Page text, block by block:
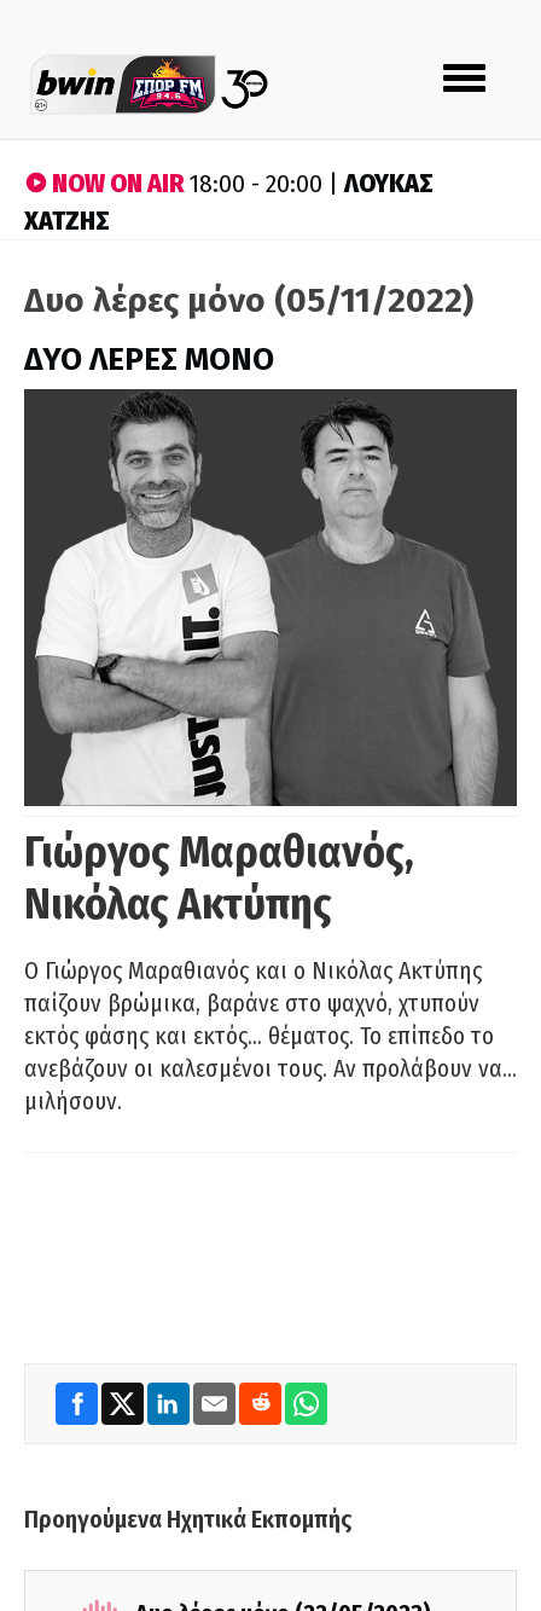
Toggle
navigation
NOW ON AIR18:00 - 20:00 |ΛΟΥΚΑΣ
ΧΑΤΖΗΣ
Δυο λέρες μόνο (05/11/2022)
ΔΥΟ ΛΕΡΕΣ ΜΟΝΟ
Γιώργος Μαραθιανός,
Νικόλας Ακτύπης
Ο Γιώργος Μαραθιανός και ο Νικόλας Ακτύπης
παίζουν βρώμικα, βαράνε στο ψαχνό, χτυπούν
εκτός φάσης και εκτός… θέματος. Το επίπεδο το
ανεβάζουν οι καλεσμένοι τους. Αν προλάβουν να…
μιλήσουν.
Προηγούμενα Ηχητικά Εκπομπής